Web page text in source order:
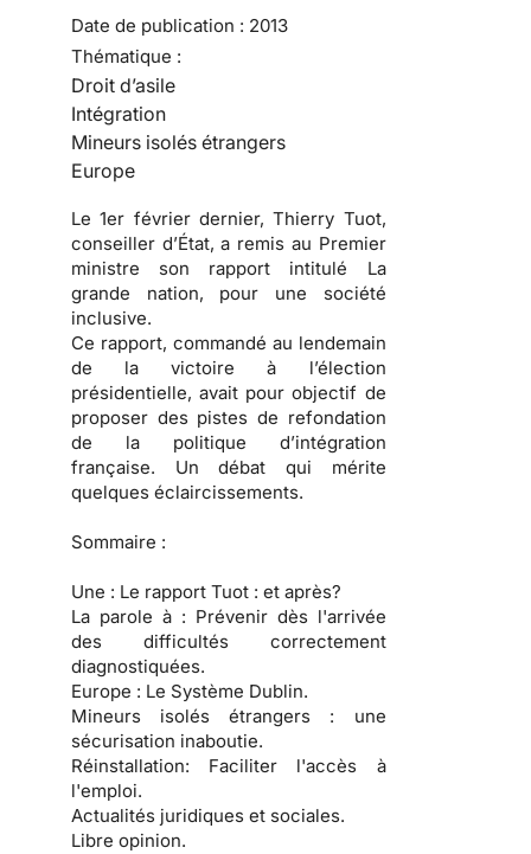
Date de publication : 2013
Thématique :
Droit d’asile
Intégration
Mineurs isolés étrangers
Europe
Le 1er février dernier, Thierry Tuot,
conseiller d’État, a remis au Premier
ministre son rapport intitulé La
grande nation, pour une société
inclusive.
Ce rapport, commandé au lendemain
de la victoire à l’élection
présidentielle, avait pour objectif de
proposer des pistes de refondation
de la politique d’intégration
française. Un débat qui mérite
quelques éclaircissements.
Sommaire :
Une : Le rapport Tuot : et après?
La parole à : Prévenir dès l'arrivée
des difficultés correctement
diagnostiquées.
Europe : Le Système Dublin.
Mineurs isolés étrangers : une
sécurisation inaboutie.
Réinstallation: Faciliter l'accès à
l'emploi.
Actualités juridiques et sociales.
Libre opinion.